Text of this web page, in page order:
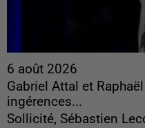
6 août 2026
Gabriel Attal et
ingérences...
Sollicité, Sébastien